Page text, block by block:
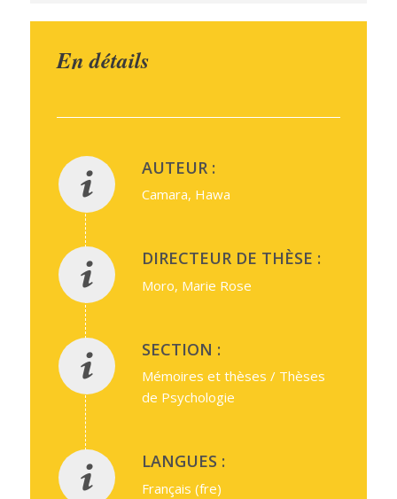
En détails
AUTEUR :
Camara, Hawa
DIRECTEUR DE THÈSE :
Moro, Marie Rose
SECTION :
Mémoires et thèses / Thèses
de Psychologie
LANGUES :
Français (fre)